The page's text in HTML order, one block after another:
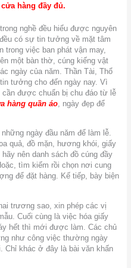
hàng đầy đủ.
nghề đều hiểu được nguyên
có sự tin tưởng về mặt tâm
trong việc ban phát vận may,
một bàn thờ, cúng kiếng vật
ngày của năm. Thần Tài, Thổ
tưởng cho đến ngày nay. Vì
được chuẩn bị chu đáo từ lễ
hàng quần áo, ngày đẹp để
ngày đầu năm để làm lễ.
quả, đồ mặn, hương khói, giấy
nên danh sách đồ cúng đầy
tìm kiếm rồi chọn nơi cung
để đặt hàng. Kế tiếp, bày biện
trương sao, xin phép các vị
Cuối cùng là việc hóa giấy
hết thì mới được làm. Các chủ
như công việc thường ngày
Chỉ khác ở đây là bài văn khấn